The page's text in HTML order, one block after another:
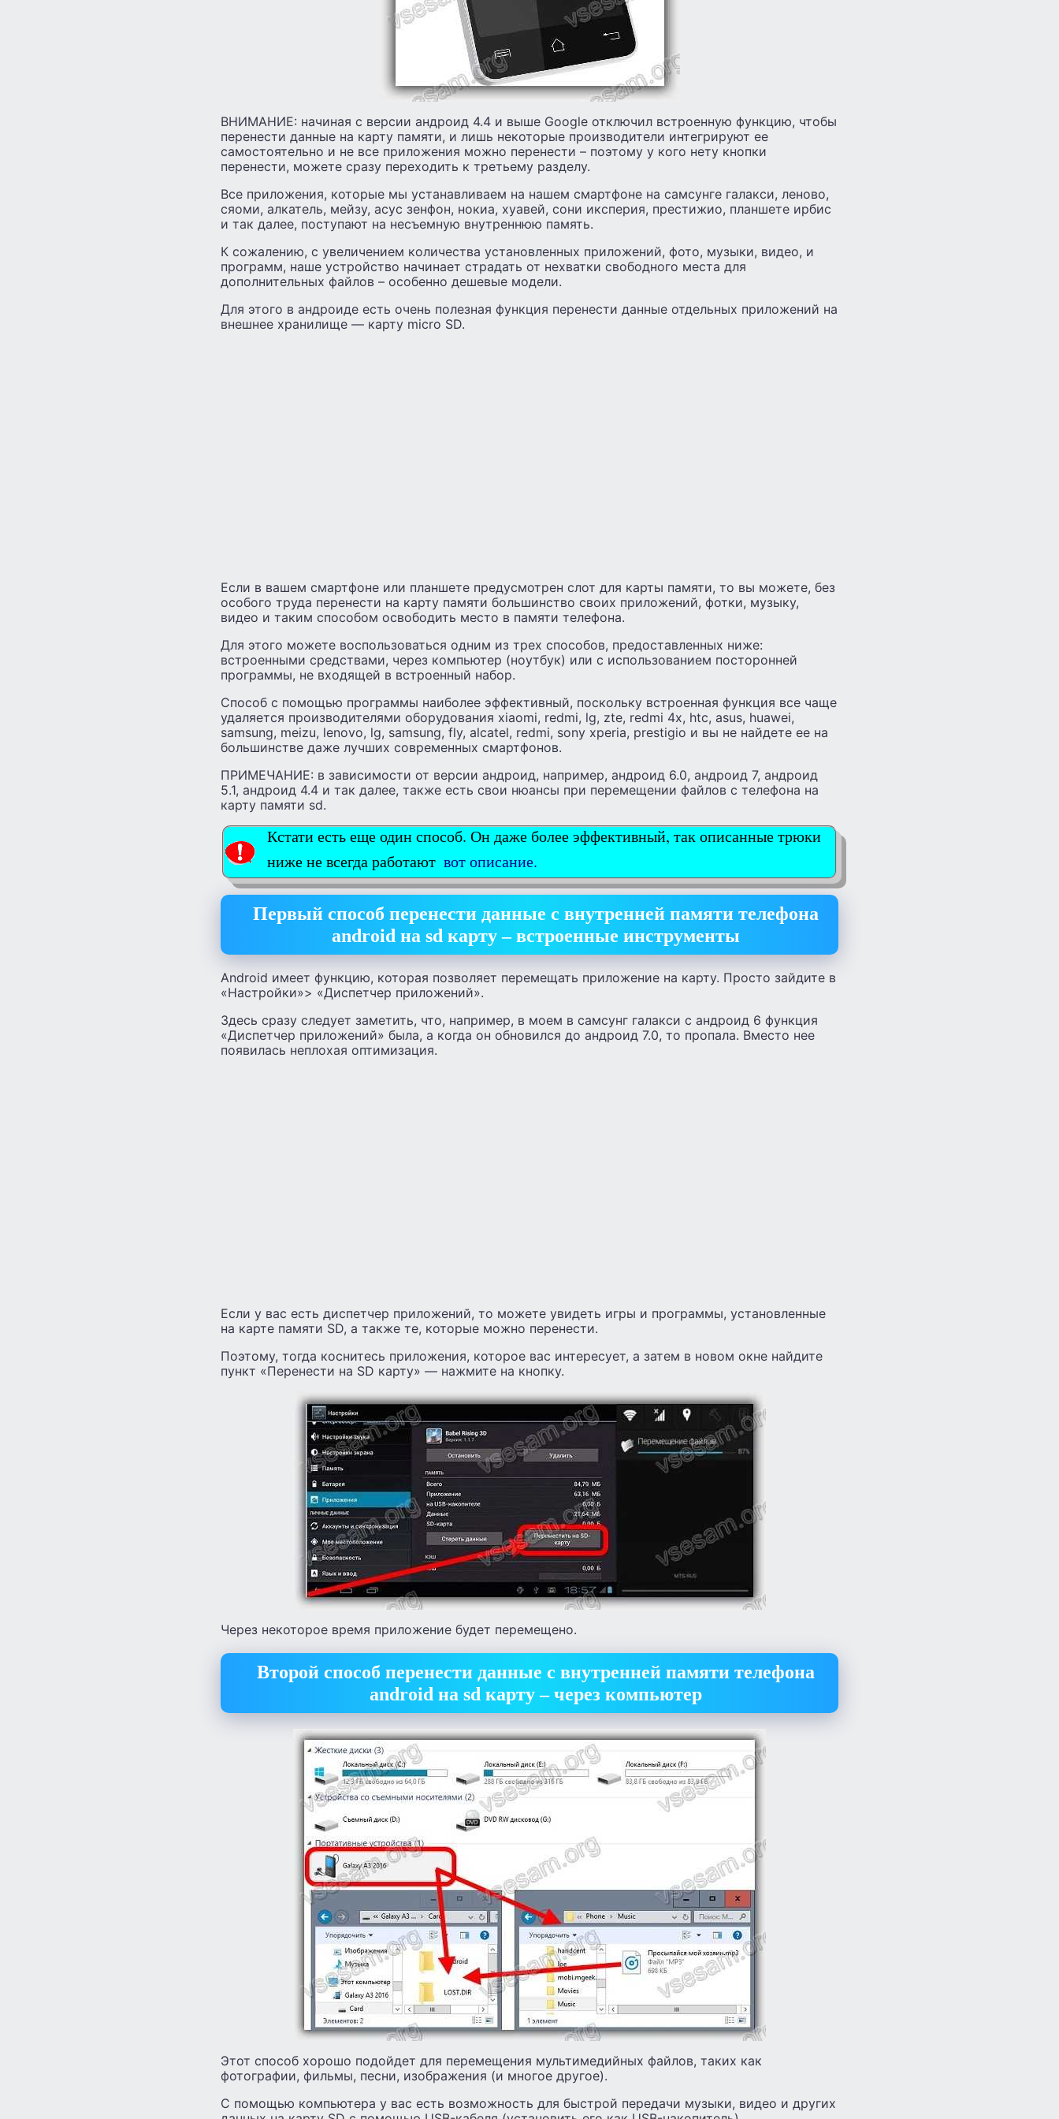
ВНИМАНИЕ: начиная с версии андроид 4.4 и выше Google отключил встроенную функцию, чтобы
перенести данные на карту памяти, и лишь некоторые производители интегрируют ее
самостоятельно и не все приложения можно перенести – поэтому у кого нету кнопки
перенести, можете сразу переходить к третьему разделу.
Все приложения, которые мы устанавливаем на нашем смартфоне на самсунге галакси, леново,
сяоми, алкатель, мейзу, асус зенфон, нокиа, хуавей, сони иксперия, престижио, планшете ирбис
и так далее, поступают на несъемную внутреннюю память.
К сожалению, с увеличением количества установленных приложений, фото, музыки, видео, и
программ, наше устройство начинает страдать от нехватки свободного места для
дополнительных файлов – особенно дешевые модели.
Для этого в андроиде есть очень полезная функция перенести данные отдельных приложений на
внешнее хранилище — карту micro SD.
Если в вашем смартфоне или планшете предусмотрен слот для карты памяти, то вы можете, без
особого труда перенести на карту памяти большинство своих приложений, фотки, музыку,
видео и таким способом освободить место в памяти телефона.
Для этого можете воспользоваться одним из трех способов, предоставленных ниже:
встроенными средствами, через компьютер (ноутбук) или с использованием посторонней
программы, не входящей в встроенный набор.
Способ с помощью программы наиболее эффективный, поскольку встроенная функция все чаще
удаляется производителями оборудования xiaomi, redmi, lg, zte, redmi 4x, htc, asus, huawei,
samsung, meizu, lenovo, lg, samsung, fly, alcatel, redmi, sony xperia, prestigio и вы не найдете ее на
большинстве даже лучших современных смартфонов.
ПРИМЕЧАНИЕ: в зависимости от версии андроид, например, андроид 6.0, андроид 7, андроид
5.1, андроид 4.4 и так далее, также есть свои нюансы при перемещении файлов с телефона на
карту памяти sd.
Кстати есть еще один способ. Он даже более эффективный, так описанные трюки
ниже не всегда работают вот описание.
Первый способ перенести данные с внутренней памяти телефона
android на sd карту – встроенные инструменты
Android имеет функцию, которая позволяет перемещать приложение на карту. Просто зайдите в
«Настройки»> «Диспетчер приложений».
Здесь сразу следует заметить, что, например, в моем в самсунг галакси с андроид 6 функция
«Диспетчер приложений» была, а когда он обновился до андроид 7.0, то пропала. Вместо нее
появилась неплохая оптимизация.
Если у вас есть диспетчер приложений, то можете увидеть игры и программы, установленные
на карте памяти SD, а также те, которые можно перенести.
Поэтому, тогда коснитесь приложения, которое вас интересует, а затем в новом окне найдите
пункт «Перенести на SD карту» — нажмите на кнопку.
Через некоторое время приложение будет перемещено.
Второй способ перенести данные с внутренней памяти телефона
android на sd карту – через компьютер
Этот способ хорошо подойдет для перемещения мультимедийных файлов, таких как
фотографии, фильмы, песни, изображения (и многое другое).
С помощью компьютера у вас есть возможность для быстрой передачи музыки, видео и других